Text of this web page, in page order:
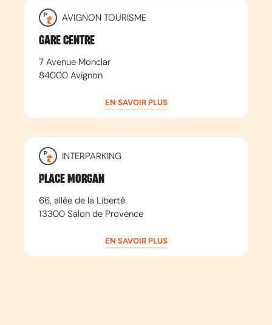
AVIGNON TOURISME
GARE CENTRE
7 Avenue Monclar
84000 Avignon
EN SAVOIR PLUS
INTERPARKING
PLACE MORGAN
66, allée de la Liberté
13300 Salon de Provence
EN SAVOIR PLUS